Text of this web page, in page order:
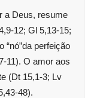
a Deus, resume
12; Gl 5,13-15;
“nó”da perfeição
11). O amor aos
(Dt 15,1-3; Lv
48).